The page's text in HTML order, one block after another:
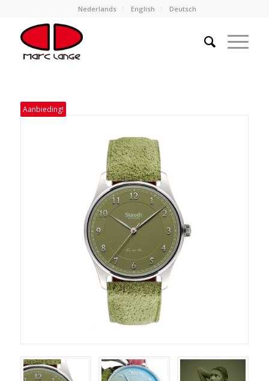
Nederlands English Deutsch
Aanbieding!